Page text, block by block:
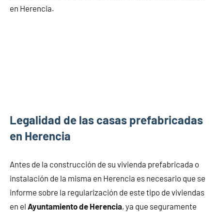
en Herencia.
Legalidad de las casas prefabricadas
en Herencia
Antes de la construcción de su vivienda prefabricada o
instalación de la misma en Herencia es necesario que se
informe sobre la regularización de este tipo de viviendas
en el Ayuntamiento de Herencia, ya que seguramente